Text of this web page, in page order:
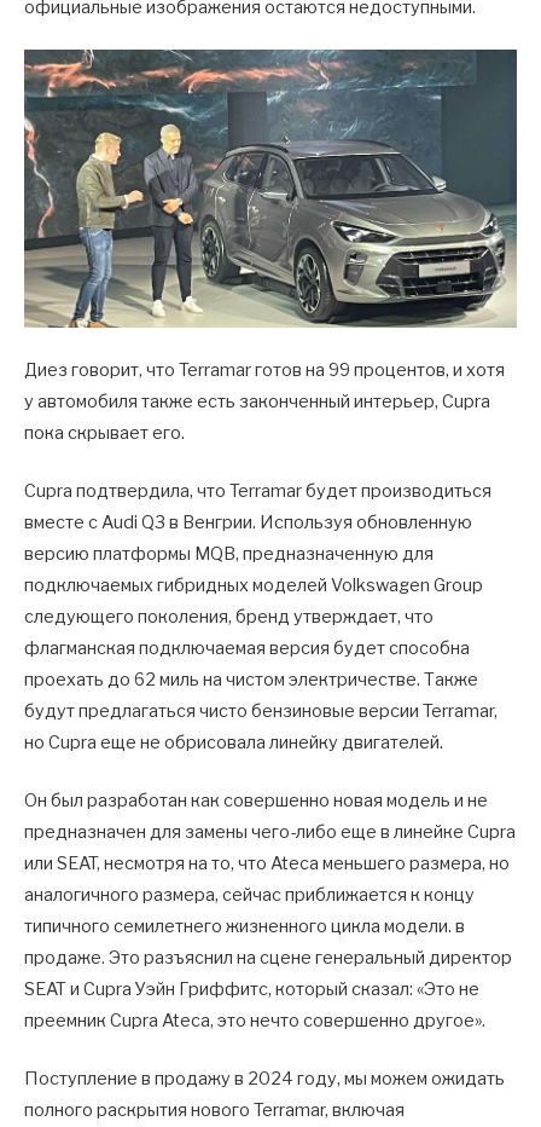
официальные изображения остаются недоступными.
Диез говорит, что Terramar готов на 99 процентов, и хотя
у автомобиля также есть законченный интерьер, Cupra
пока скрывает его.
Cupra подтвердила, что Terramar будет производиться
вместе с Audi Q3 в Венгрии. Используя обновленную
версию платформы MQB, предназначенную для
подключаемых гибридных моделей Volkswagen Group
следующего поколения, бренд утверждает, что
флагманская подключаемая версия будет способна
проехать до 62 миль на чистом электричестве. Также
будут предлагаться чисто бензиновые версии Terramar,
но Cupra еще не обрисовала линейку двигателей.
Он был разработан как совершенно новая модель и не
предназначен для замены чего-либо еще в линейке Cupra
или SEAT, несмотря на то, что Ateca меньшего размера, но
аналогичного размера, сейчас приближается к концу
типичного семилетнего жизненного цикла модели. в
продаже. Это разъяснил на сцене генеральный директор
SEAT и Cupra Уэйн Гриффитс, который сказал: «Это не
преемник Cupra Ateca, это нечто совершенно другое».
Поступление в продажу в 2024 году, мы можем ожидать
полного раскрытия нового Terramar, включая